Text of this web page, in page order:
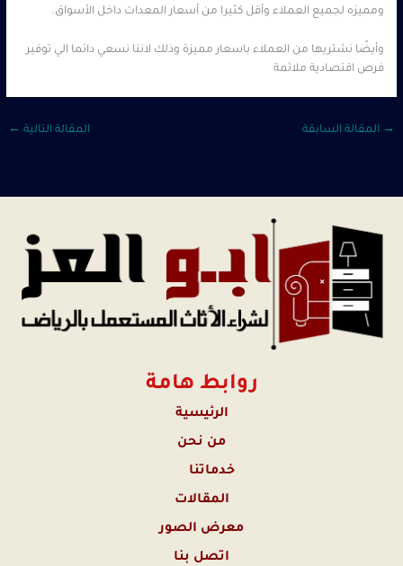
ومميزه لجميع العملاء وأقل كثيرا من أسعار المعدات داخل الأسواق.
وأيضًا نشتريها من العملاء باسعار مميزة وذلك لاننا نسعي دائما الي توفير
فرص اقتصادية ملائمة
→ المقالة السابقة المقالة التالية ←
روابط هامة
الرئيسية
من نحن
خدماتنا
المقالات
معرض الصور
اتصل بنا